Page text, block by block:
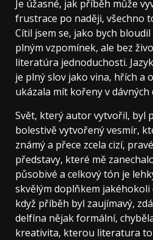
Je úžasné, jak příběh může
frustrace po naději, všechno
Cítil jsem se, jako bych
plným vzpomínek, ale bez
literatúra jednoduchosti.
je plný slov jako vina, hřích a
ukázala mít kořeny v dávných
Svět, který autor vytvořil, byl
bolestivě vytvořený vesmír,
známý a přece zcela cizí,
představy, které mě
působivé a celkový tón je
skvělým doplňkem
když příběh byl zaujímavý,
delfína nějak formální,
kreativita, kterou literatura